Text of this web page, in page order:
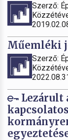
Szerző:
Műemléki
Szerző:
Lezárult